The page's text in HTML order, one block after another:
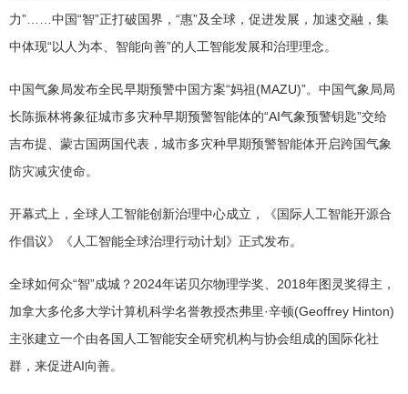
力”……中国“智”正打破国界，“惠”及全球，促进发展，加速交融，集
中体现“以人为本、智能向善”的人工智能发展和治理理念。
中国气象局发布全民早期预警中国方案“妈祖(MAZU)”。中国气象局局
长陈振林将象征城市多灾种早期预警智能体的“AI气象预警钥匙”交给
吉布提、蒙古国两国代表，城市多灾种早期预警智能体开启跨国气象
防灾减灾使命。
开幕式上，全球人工智能创新治理中心成立，《国际人工智能开源合
作倡议》《人工智能全球治理行动计划》正式发布。
全球如何众“智”成城？2024年诺贝尔物理学奖、2018年图灵奖得主，
加拿大多伦多大学计算机科学名誉教授杰弗里·辛顿(Geoffrey Hinton)
主张建立一个由各国人工智能安全研究机构与协会组成的国际化社
群，来促进AI向善。